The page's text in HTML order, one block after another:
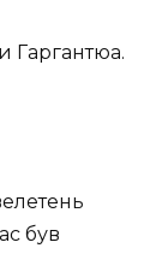
Гаргантюа.
був